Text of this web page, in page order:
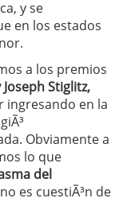
y se
en los estados
a los premios
Stiglitz,
ingresando en la
Obviamente a
lo que
del
es cuestiÃ³n de